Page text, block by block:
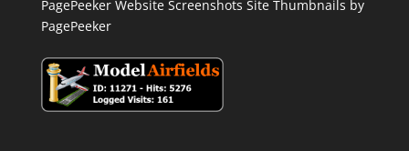
PagePeeker Website Screenshots Site Thumbnails by
PagePeeker